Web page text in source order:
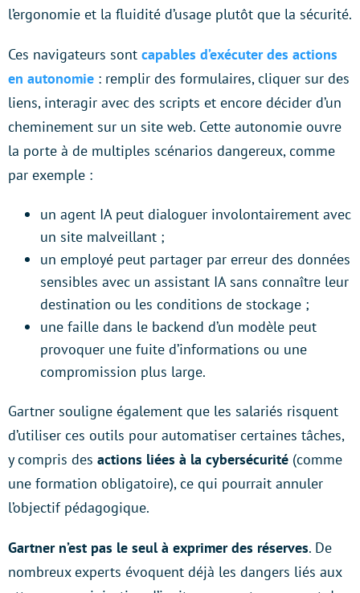
l’ergonomie et la fluidité d’usage plutôt que la sécurité.
Ces navigateurs sont capables d’exécuter des actions
en autonomie : remplir des formulaires, cliquer sur des
liens, interagir avec des scripts et encore décider d’un
cheminement sur un site web. Cette autonomie ouvre
la porte à de multiples scénarios dangereux, comme
par exemple :
un agent IA peut dialoguer involontairement avec
un site malveillant ;
un employé peut partager par erreur des données
sensibles avec un assistant IA sans connaître leur
destination ou les conditions de stockage ;
une faille dans le backend d’un modèle peut
provoquer une fuite d’informations ou une
compromission plus large.
Gartner souligne également que les salariés risquent
d’utiliser ces outils pour automatiser certaines tâches,
y compris des actions liées à la cybersécurité (comme
une formation obligatoire), ce qui pourrait annuler
l’objectif pédagogique.
Gartner n’est pas le seul à exprimer des réserves. De
nombreux experts évoquent déjà les dangers liés aux